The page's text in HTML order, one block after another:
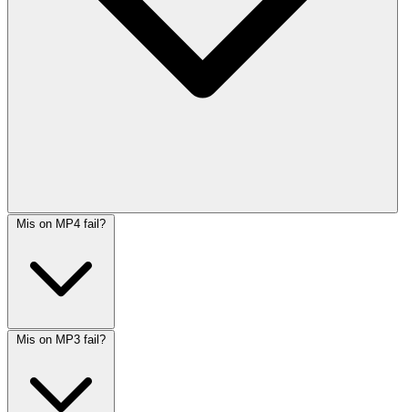
Mis on MP4 fail?
Mis on MP3 fail?